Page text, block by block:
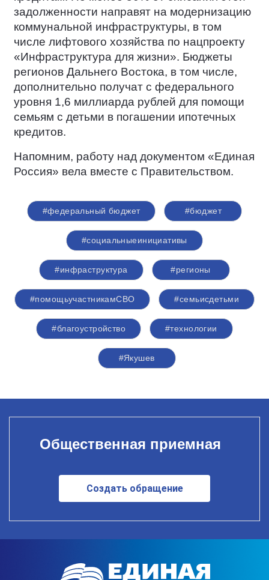
задолженности направят на модернизацию
коммунальной инфраструктуры, в том
числе лифтового хозяйства по нацпроекту
«Инфраструктура для жизни». Бюджеты
регионов Дальнего Востока, в том числе,
дополнительно получат с федерального
уровня 1,6 миллиарда рублей для помощи
семьям с детьми в погашении ипотечных
кредитов.
Напомним, работу над документом «Единая
Россия» вела вместе с Правительством.
#федеральный бюджет #бюджет
#социальныеинициативы
#инфраструктура #регионы
#помощьучастникамСВО #семьисдетьми
#благоустройство #технологии
#Якушев
Общественная приемная
Создать обращение